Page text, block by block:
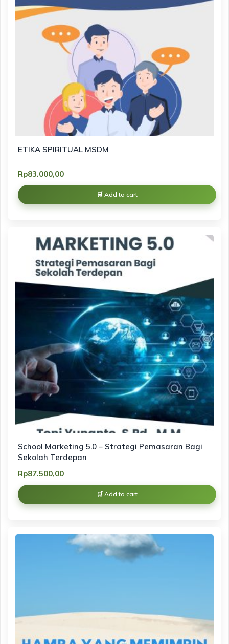
ETIKA SPIRITUAL MSDM
Rp83.000,00
Add to cart
School Marketing 5.0 – Strategi Pemasaran Bagi
Sekolah Terdepan
Rp87.500,00
Add to cart